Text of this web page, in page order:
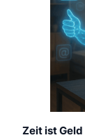
Zeit ist Geld